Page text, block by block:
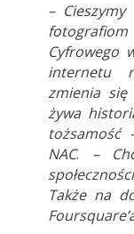
–
Cyfrowego
internetu
zmienia
żywa
tożsamość
NAC. –
Także na